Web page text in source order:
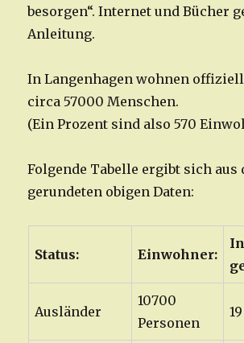
besorgen“. Internet und Bücher
Anleitung.
In Langenhagen wohnen
circa 57000 Menschen.
(Ein Prozent sind also 570
Folgende Tabelle ergibt sich aus
gerundeten obigen Daten:
Status: Einwohner:
Ausländer
10700
Personen